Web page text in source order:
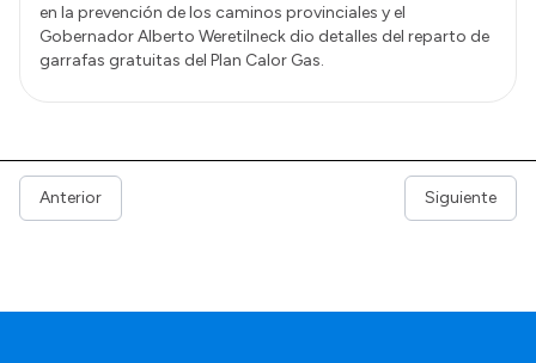
en la prevención de los caminos provinciales y el
Gobernador Alberto Weretilneck dio detalles del reparto de
garrafas gratuitas del Plan Calor Gas.
Anterior Siguiente